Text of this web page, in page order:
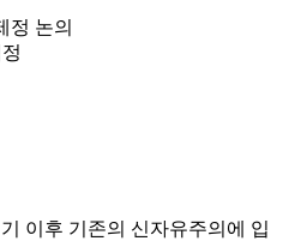
정 논의
이후 기존의 신자유주의에 입